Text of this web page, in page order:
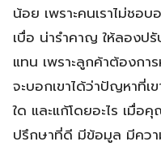
น้อย เพราะคนเราไม่ชอ
เบื่อ น่ารำคาญ ให้ลองป
แทน เพราะลูกค้าต้องก
จะบอกเขาได้ว่าปัญหาที่เ
ใด และแก้โดยอะไร เมื่อ
ปรึกษาที่ดี มีข้อมูล มีควา